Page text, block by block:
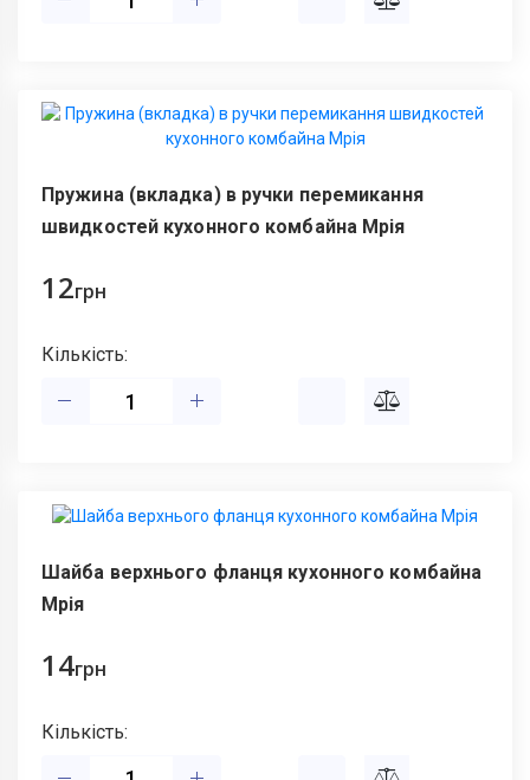
Пружина (вкладка) в ручки перемикання
швидкостей кухонного комбайна Мрія
12грн
Кількість:
Шайба верхнього фланця кухонного комбайна
Мрія
14грн
Кількість: